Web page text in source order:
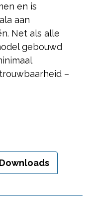
en is
aan
Net als alle
gebouwd
–
Downloads